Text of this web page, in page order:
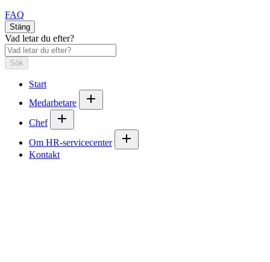
FAQ
Stäng
Vad letar du efter?
Sök
Start
Medarbetare
Chef
Om HR-servicecenter
Kontakt